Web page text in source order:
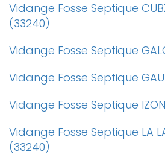
Vidange Fosse Septique
(33240)
Vidange Fosse Septique
Vidange Fosse Septique
Vidange Fosse Septique
Vidange Fosse Septique LA
(33240)